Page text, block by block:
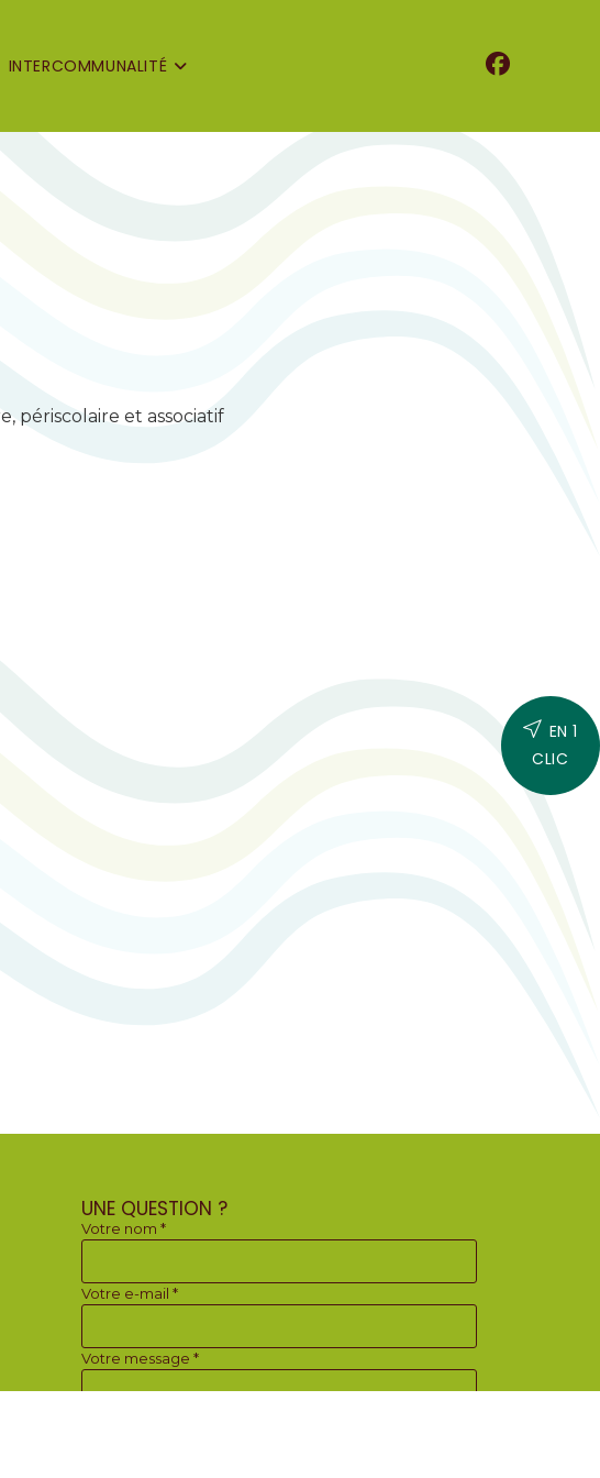
INTERCOMMUNALITÉ
EN 1
CLIC
périscolaire et associatif
UNE QUESTION ?
Votre nom *
Votre e-mail *
Votre message *